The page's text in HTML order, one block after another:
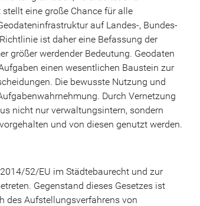
eine große Chance für alle
auf Landes-, Bundes-
ist daher eine Befassung der
größer werdender Bedeutung. Geodaten
einen wesentlichen Baustein zur
Die bewusste Nutzung und
Durch Vernetzung
nicht nur verwaltungsintern, sondern
und von diesen genutzt werden.
52/EU im Städtebaurecht und zur
Gegenstand dieses Gesetzes ist
des Aufstellungsverfahrens von